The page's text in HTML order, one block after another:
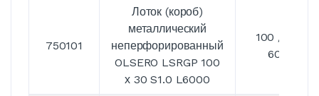
750101
Лоток (короб)
металлический
неперфорированный
OLSERO LSRGP 100
х 30 S1.0 L6000
100 / 30 /
6000